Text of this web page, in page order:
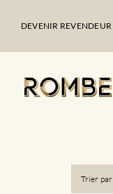
DEVENIR REVENDEUR
Trier par